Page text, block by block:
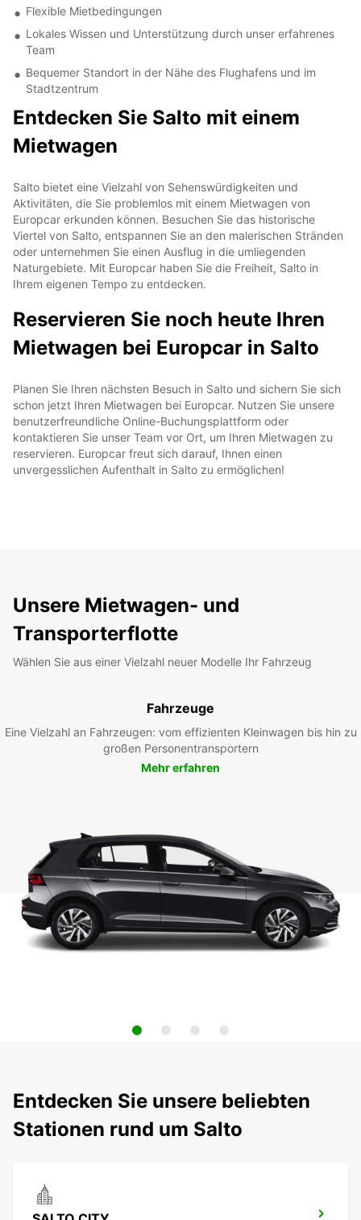
Flexible Mietbedingungen
Lokales Wissen und Unterstützung durch unser erfahrenes
Team
Bequemer Standort in der Nähe des Flughafens und im
Stadtzentrum
Entdecken Sie Salto mit einem
Mietwagen
Salto bietet eine Vielzahl von Sehenswürdigkeiten und
Aktivitäten, die Sie problemlos mit einem Mietwagen von
Europcar erkunden können. Besuchen Sie das historische
Viertel von Salto, entspannen Sie an den malerischen Stränden
oder unternehmen Sie einen Ausflug in die umliegenden
Naturgebiete. Mit Europcar haben Sie die Freiheit, Salto in
Ihrem eigenen Tempo zu entdecken.
Reservieren Sie noch heute Ihren
Mietwagen bei Europcar in Salto
Planen Sie Ihren nächsten Besuch in Salto und sichern Sie sich
schon jetzt Ihren Mietwagen bei Europcar. Nutzen Sie unsere
benutzerfreundliche Online-Buchungsplattform oder
kontaktieren Sie unser Team vor Ort, um Ihren Mietwagen zu
reservieren. Europcar freut sich darauf, Ihnen einen
unvergesslichen Aufenthalt in Salto zu ermöglichen!
Unsere Mietwagen- und
Transporterflotte
Wählen Sie aus einer Vielzahl neuer Modelle Ihr Fahrzeug
Fahrzeuge
Eine Vielzahl an Fahrzeugen: vom effizienten Kleinwagen bis hin zu
großen Personentransportern
Mehr erfahren
Entdecken Sie unsere beliebten
Stationen rund um Salto